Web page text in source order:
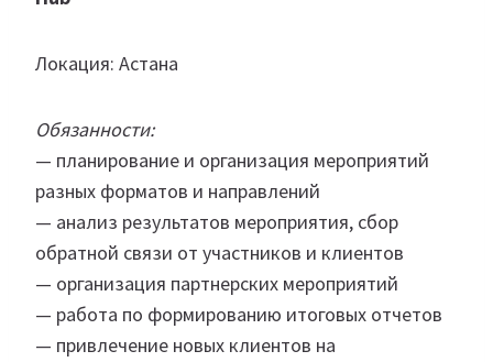
Локация: Астана
Обязанности:
— планирование и организация мероприятий
разных форматов и направлений
— анализ результатов мероприятия, сбор
обратной связи от участников и клиентов
— организация партнерских мероприятий
— работа по формированию итоговых отчетов
— привлечение новых клиентов на